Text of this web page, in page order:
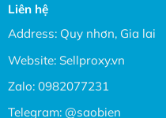
Liên hệ
Address: Quy nhơn, Gia lai
Website: Sellproxy.vn
Zalo: 0982077231
Telegram: @saobien